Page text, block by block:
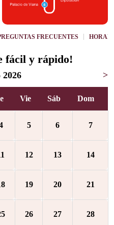
FRECUENTES
fácil y rápido!
>
Vie Sáb Dom
5 6 7
12 13 14
19 20 21
26 27 28